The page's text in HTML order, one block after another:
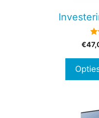
€
productpagina